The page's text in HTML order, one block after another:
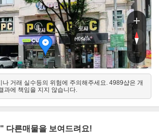
로
로
서
거래 실수등의 위험에 주의해주세요. 4989샵은 개
과에 책임을 지지 않습니다.
다른매물을 보여드려요!